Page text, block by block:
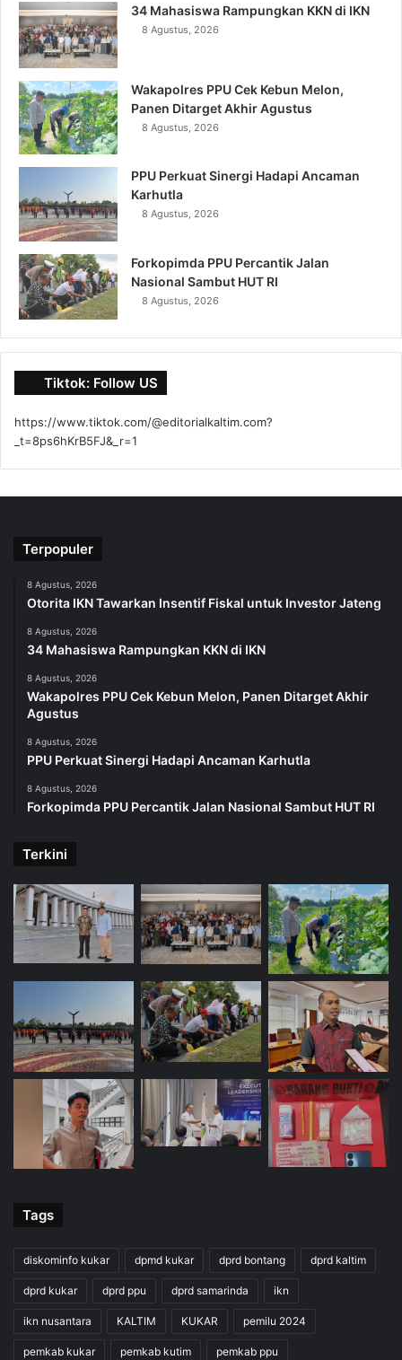
34 Mahasiswa Rampungkan KKN di IKN
8 Agustus, 2026
Wakapolres PPU Cek Kebun Melon,
Panen Ditarget Akhir Agustus
8 Agustus, 2026
PPU Perkuat Sinergi Hadapi Ancaman
Karhutla
8 Agustus, 2026
Forkopimda PPU Percantik Jalan
Nasional Sambut HUT RI
8 Agustus, 2026
Tiktok: Follow US
https://www.tiktok.com/@editorialkaltim.com?
_t=8ps6hKrB5FJ&_r=1
Terpopuler
8 Agustus, 2026
Otorita IKN Tawarkan Insentif Fiskal untuk Investor Jateng
8 Agustus, 2026
34 Mahasiswa Rampungkan KKN di IKN
8 Agustus, 2026
Wakapolres PPU Cek Kebun Melon, Panen Ditarget Akhir
Agustus
8 Agustus, 2026
PPU Perkuat Sinergi Hadapi Ancaman Karhutla
8 Agustus, 2026
Forkopimda PPU Percantik Jalan Nasional Sambut HUT RI
Terkini
Tags
diskominfo kukar dpmd kukar dprd bontang dprd kaltim
dprd kukar dprd ppu dprd samarinda ikn
ikn nusantara KALTIM KUKAR pemilu 2024
pemkab kukar pemkab kutim pemkab ppu